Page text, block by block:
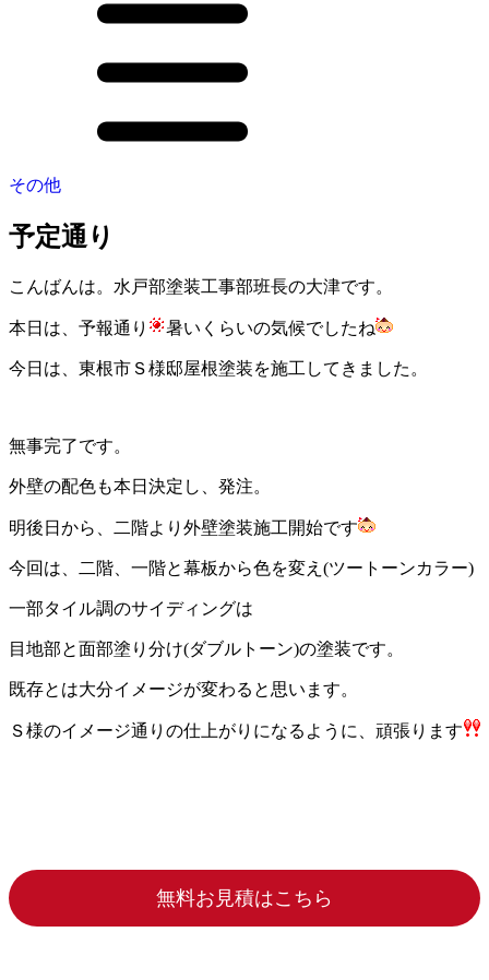
その他
予定通り
こんばんは。水戸部塗装工事部班長の大津です。
本日は、予報通り 暑いくらいの気候でしたね
今日は、東根市Ｓ様邸屋根塗装を施工してきました。
無事完了です。
外壁の配色も本日決定し、発注。
明後日から、二階より外壁塗装施工開始です
今回は、二階、一階と幕板から色を変え(ツートーンカラー)
一部タイル調のサイディングは
目地部と面部塗り分け(ダブルトーン)の塗装です。
既存とは大分イメージが変わると思います。
Ｓ様のイメージ通りの仕上がりになるように、頑張ります
無料お見積はこちら